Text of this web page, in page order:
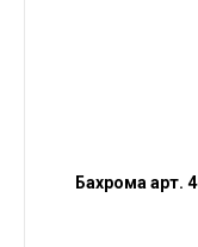
Бахрома арт.